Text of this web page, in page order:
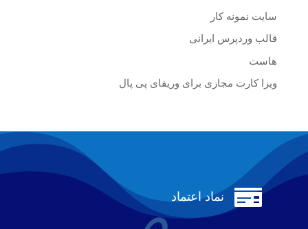
سایت نمونه کار
قالب وردپرس ایرانی
هاست
ویزا کارت مجازی برای وریفای پی پال
 نماد اعتماد